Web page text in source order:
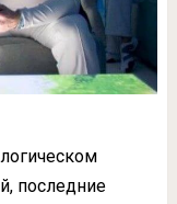
последние